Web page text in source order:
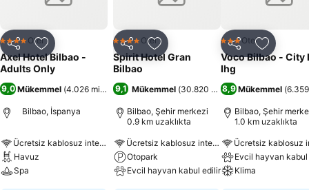
Paylaş Favorilerime ekle
4 Yıldız Otel
Axel Hotel Bilbao -
Adults Only
9,0 Mükemmel (4.026 misafir puanı)
Bilbao, İspanya
Ücretsiz kablosuz internet
Havuz
Spa
Paylaş Favorilerime ekle
4 Yıldız Otel
Spirit Hotel Gran
Bilbao
9,1 Mükemmel (30.820 misafir puanı)
Bilbao, Şehir merkezi
0.9 km uzaklıkta
Ücretsiz kablosuz internet
Otopark
Evcil hayvan kabul edilir
Paylaş
3 YıldızOtel
Voco Bilbao - City
Ihg
8,9 Mükemmel (
Bilbao, Şehir
1.0 km uzaklıkta
Evcil hayvan
Klima